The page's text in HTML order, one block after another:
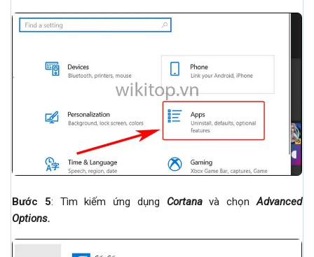
Bước 5: Tìm kiếm ứng dụng Cortanavà chọnAdvanced
Options.